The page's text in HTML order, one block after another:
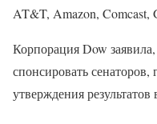
AT&T, Amazon, Comcast,
Корпорация Dow
спонсировать
утверждения